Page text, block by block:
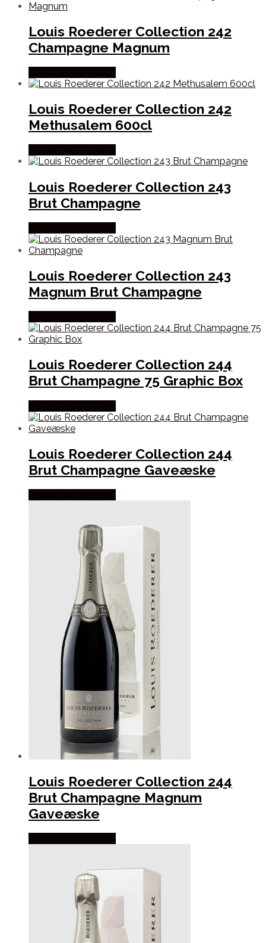
Louis Roederer Collection 242
Champagne Magnum
Louis Roederer Collection 242
Methusalem 600cl
Louis Roederer Collection 243
Brut Champagne
Louis Roederer Collection 243
Magnum Brut Champagne
Louis Roederer Collection 244
Brut Champagne 75 Graphic Box
Louis Roederer Collection 244
Brut Champagne Gaveæske
Louis Roederer Collection 244
Brut Champagne Magnum
Gaveæske